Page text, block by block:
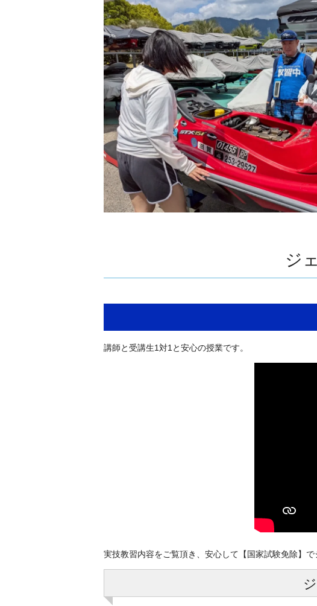
ジ
講師と受講生1対1と安心の授業です。
実技教習内容をご覧頂き、安心して【国家試験免除】